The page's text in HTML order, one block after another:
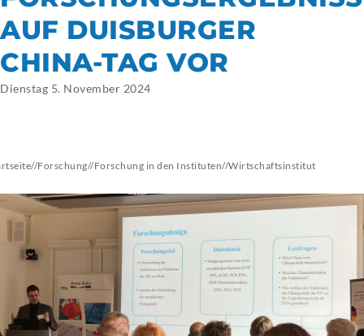
AUF DUISBURGER
CHINA-TAG VOR
Dienstag 5. November 2024
//Forschung//Forschung in den Instituten//Wirtschaftsinstitut